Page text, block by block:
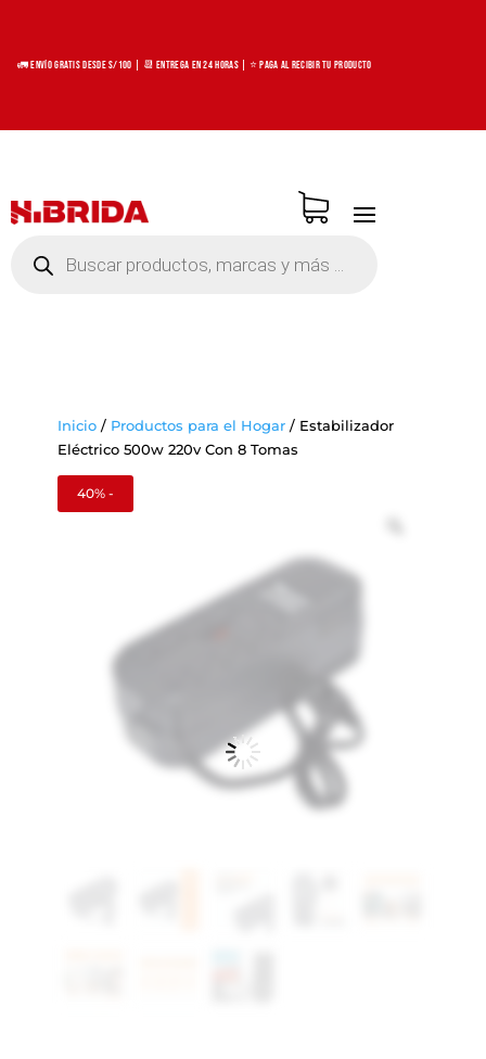
🚛 Envío Gratis desde S/100 | 📆 Entrega en 24 horas | ⭐ Paga al recibir tu producto
productos
Inicio/ Productos para el Hogar/ Estabilizador
Eléctrico 500w 220v Con 8 Tomas
40% -